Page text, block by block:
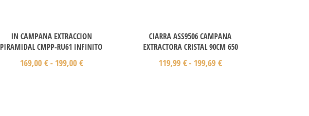
IN CAMPANA EXTRACCION
PIRAMIDAL CMPP-RU61 INFINITO
169,00 €- 199,00 €
CIARRA ASS9506 CAMPANA
EXTRACTORA CRISTAL 90CM 650
119,99€- 199,69€